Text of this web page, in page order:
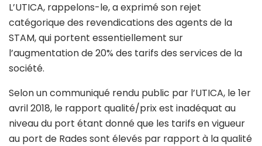
L’UTICA, rappelons-le, a exprimé son rejet
catégorique des revendications des agents de la
STAM, qui portent essentiellement sur
l’augmentation de 20% des tarifs des services de la
société.
Selon un communiqué rendu public par l’UTICA, le 1er
avril 2018, le rapport qualité/prix est inadéquat au
niveau du port étant donné que les tarifs en vigueur
au port de Rades sont élevés par rapport à la qualité